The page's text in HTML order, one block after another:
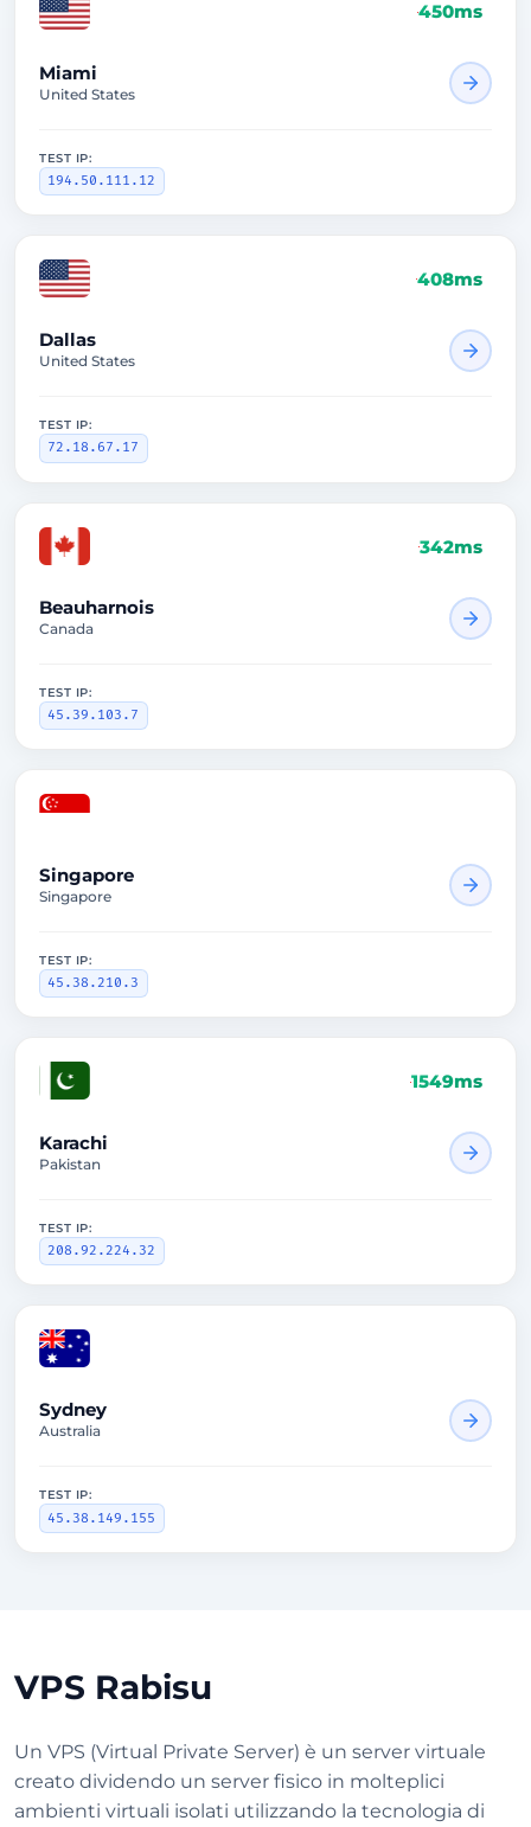
450ms
Miami
United States
TEST IP:
194.50.111.12
408ms
Dallas
United States
TEST IP:
72.18.67.17
342ms
Beauharnois
Canada
TEST IP:
45.39.103.7
Singapore
Singapore
TEST IP:
45.38.210.3
1549ms
Karachi
Pakistan
TEST IP:
208.92.224.32
Sydney
Australia
TEST IP:
45.38.149.155
VPS Rabisu
Un VPS (Virtual Private Server) è un server virtuale
creato dividendo un server fisico in molteplici
ambienti virtuali isolati utilizzando la tecnologia di